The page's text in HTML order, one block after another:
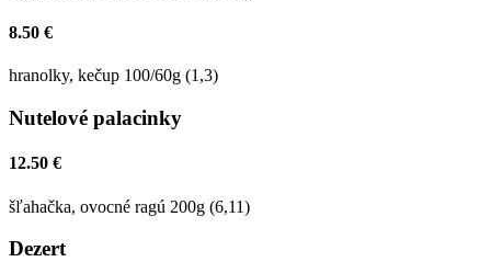
8.50 €
hranolky, kečup 100/60g (1,3)
Nutelové palacinky
12.50 €
šľahačka, ovocné ragú 200g (6,11)
Dezert